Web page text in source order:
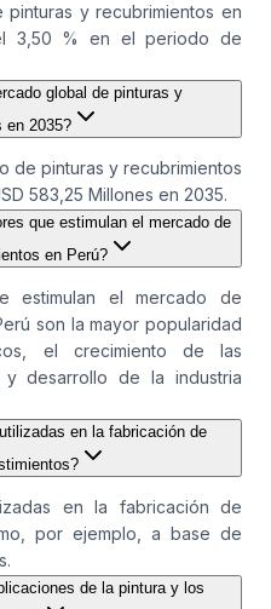
y recubrimientos en
3,50 % en el periodo de
global de pinturas y
en 2035?
de pinturas y recubrimientos
583,25 Millones en 2035.
que estimulan el mercado de
en Perú?
estimulan el mercado de
son la mayor popularidad
el crecimiento de las
desarrollo de la industria
en la fabricación de
en la fabricación de
por ejemplo, a base de
de la pintura y los